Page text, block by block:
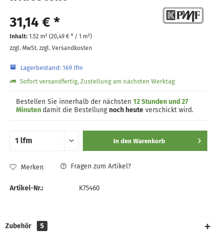
31,14 € *
Inhalt: 1.52 m² (20,49 € * / 1 m²)
zzgl. MwSt. zzgl. Versandkosten
Lagerbestand: 169 lfm
Sofort versandfertig, Zustellung am nächsten Werktag
Bestellen Sie innerhalb der nächsten 12 Stunden und 27
Minuten damit die Bestellungnoch heute verschickt wird.
In den Warenkorb
Merken Fragen zum Artikel?
Artikel-Nr.: K75460
Zubehör 5